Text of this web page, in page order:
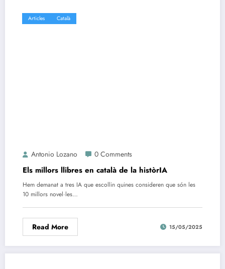
Articles Català
Antonio Lozano 0 Comments
Els millors llibres en català de la històrIA
Hem demanat a tres IA que escollin quines consideren que són les
10 millors novel·les…
Read More 15/05/2025